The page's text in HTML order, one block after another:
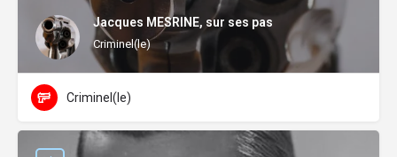
Jacques MESRINE, sur ses pas
Criminel(le)
Criminel(le)